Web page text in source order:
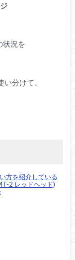
状況を
分けて、
方を紹介している
2 レッドヘッド)